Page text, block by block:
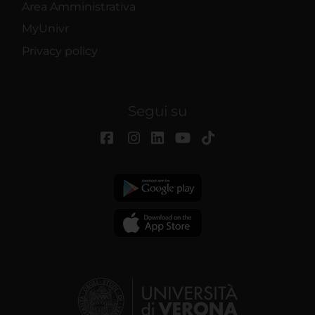
Area Amministrativa
MyUnivr
Privacy policy
Segui su